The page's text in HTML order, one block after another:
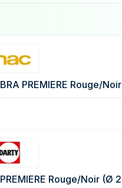
PREMIERE Rouge/
Rouge/Noir (Ø